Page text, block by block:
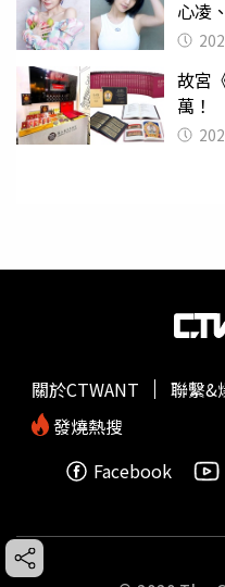
心凌
滿分
故宮
萬！
買
關於CTWANT 聯繫&
發燒熱搜
Facebook